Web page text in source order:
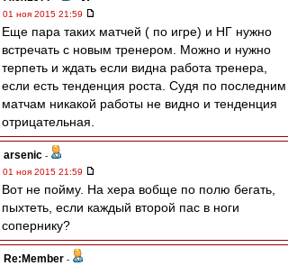
01 ноя 2015 21:59
Еще пара таких матчей ( по игре) и НГ нужно
встречать с новым тренером. Можно и нужно
терпеть и ждать если видна работа тренера,
если есть тенденция роста. Судя по последним
матчам никакой работы не видно и тенденция
отрицательная.
arsenic -
01 ноя 2015 21:59
Вот не пойму. На хера вобще по полю бегать,
пыхтеть, если каждый второй пас в ноги
сопернику?
Re:Member -